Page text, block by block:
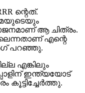
ന്റെത്.
ആ ചിത്രം.
എന്റെ
പറഞ്ഞു.
എങ്കിലും
ഇന്ത്യയോട്
കൂട്ടിച്ചേര്‍ത്തു.